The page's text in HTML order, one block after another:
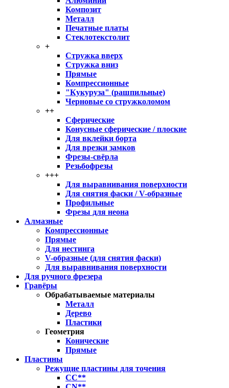
Композит
Металл
Печатные платы
Стеклотекстолит
+
Стружка вверх
Стружка вниз
Прямые
Компрессионные
"Кукуруза" (рашпильные)
Черновые со стружколомом
++
Сферические
Конусные сферические / плоские
Для вклейки борта
Для врезки замков
Фрезы-свёрла
Резьбофрезы
+++
Для выравнивания поверхности
Для снятия фаски / V-образные
Профильные
Фрезы для неона
Алмазные
Компрессионные
Прямые
Для нестинга
V-образные (для снятия фаски)
Для выравнивания поверхности
Для ручного фрезера
Гравёры
Обрабатываемые материалы
Металл
Дерево
Пластики
Геометрия
Конические
Прямые
Пластины
Режущие пластины для точения
CC**